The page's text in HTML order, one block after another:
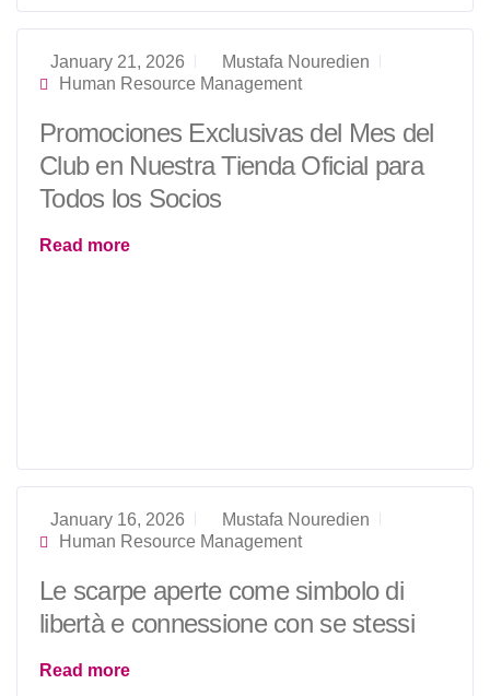
January 21, 2026
Mustafa Nouredien
Human Resource Management
Promociones Exclusivas del Mes del
Club en Nuestra Tienda Oficial para
Todos los Socios
Read more
January 16, 2026
Mustafa Nouredien
Human Resource Management
Le scarpe aperte come simbolo di
libertà e connessione con se stessi
Read more